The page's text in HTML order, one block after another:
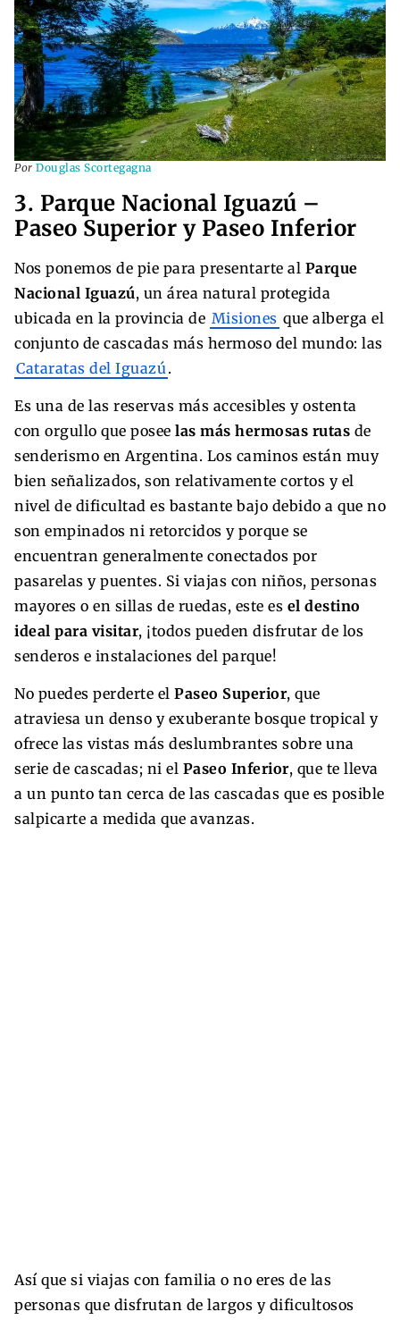
Por Douglas Scortegagna
3. Parque Nacional Iguazú –
Paseo Superior y Paseo Inferior
Nos ponemos de pie para presentarte al Parque
Nacional Iguazú, un área natural protegida
ubicada en la provincia de Misiones que alberga el
conjunto de cascadas más hermoso del mundo: las
Cataratas del Iguazú.
Es una de las reservas más accesibles y ostenta
con orgullo que posee las más hermosas rutas de
senderismo en Argentina. Los caminos están muy
bien señalizados, son relativamente cortos y el
nivel de dificultad es bastante bajo debido a que no
son empinados ni retorcidos y porque se
encuentran generalmente conectados por
pasarelas y puentes. Si viajas con niños, personas
mayores o en sillas de ruedas, este es el destino
ideal para visitar, ¡todos pueden disfrutar de los
senderos e instalaciones del parque!
No puedes perderte el Paseo Superior, que
atraviesa un denso y exuberante bosque tropical y
ofrece las vistas más deslumbrantes sobre una
serie de cascadas; ni el Paseo Inferior, que te lleva
a un punto tan cerca de las cascadas que es posible
salpicarte a medida que avanzas.
Así que si viajas con familia o no eres de las
personas que disfrutan de largos y dificultosos